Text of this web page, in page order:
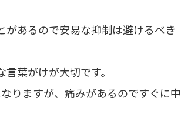
あるので安易な抑制は避けるべき
葉がけが大切です。
りますが、痛みがあるのですぐに中